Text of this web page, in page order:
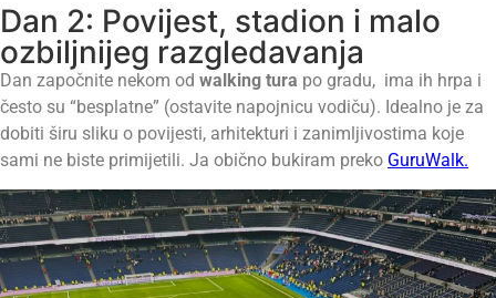
Dan 2: Povijest, stadion i malo
ozbiljnijeg razgledavanja
Dan započnite nekom od walking tura po gradu, ima ih hrpa i
često su “besplatne” (ostavite napojnicu vodiču). Idealno je za
dobiti širu sliku o povijesti, arhitekturi i zanimljivostima koje
sami ne biste primijetili. Ja obično bukiram preko GuruWalk.